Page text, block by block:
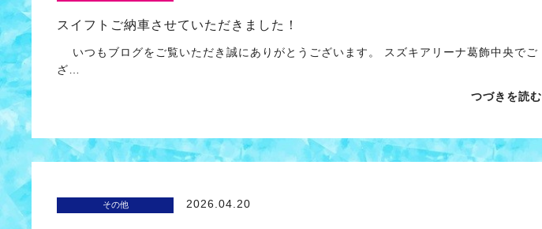
スイフトご納車させていただきました！
いつもブログをご覧いただき誠にありがとうございます。 スズキアリーナ葛飾中央でご
ざ…
つづきを読む
その他 2026.04.20